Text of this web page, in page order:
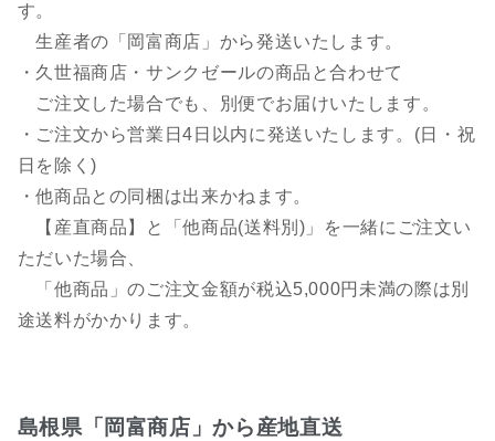
す。
生産者の「岡富商店」から発送いたします。
・久世福商店・サンクゼールの商品と合わせて
ご注文した場合でも、別便でお届けいたします。
・ご注文から営業日4日以内に発送いたします。(日・祝
日を除く)
・他商品との同梱は出来かねます。
【産直商品】と「他商品(送料別)」を一緒にご注文い
ただいた場合、
「他商品」のご注文金額が税込5,000円未満の際は別
途送料がかかります。
島根県「岡富商店」から産地直送